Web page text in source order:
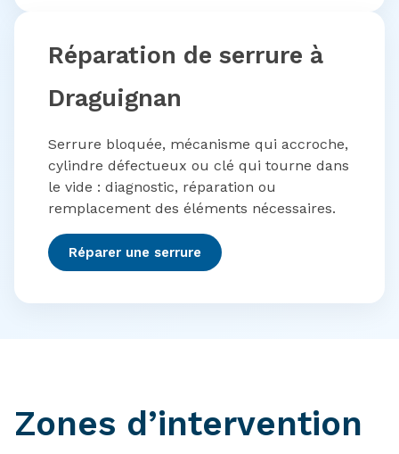
Réparation de serrure à
Draguignan
Serrure bloquée, mécanisme qui accroche,
cylindre défectueux ou clé qui tourne dans
le vide : diagnostic, réparation ou
remplacement des éléments nécessaires.
Réparer une serrure
Zones d’intervention